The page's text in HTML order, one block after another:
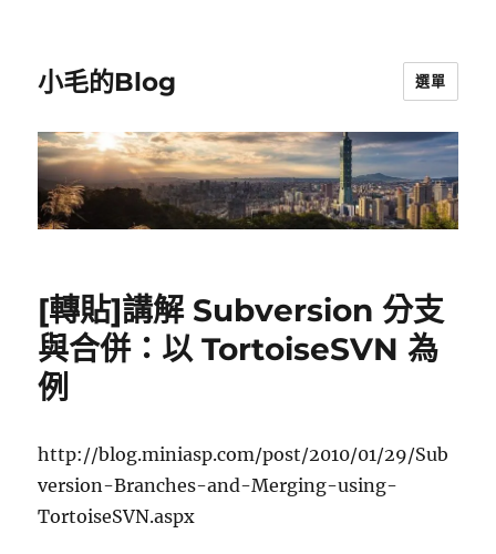
小毛的Blog 選單
[轉貼]講解 Subversion 分支
與合併：以 TortoiseSVN 為
例
http://blog.miniasp.com/post/2010/01/29/Sub
version-Branches-and-Merging-using-
TortoiseSVN.aspx